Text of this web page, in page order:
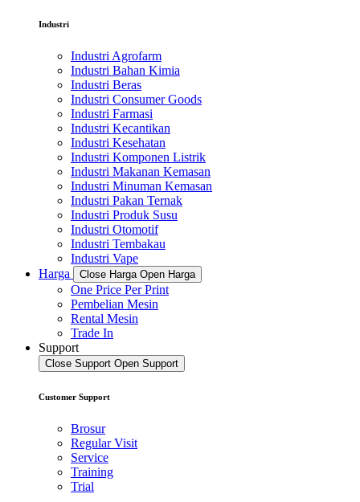
Industri
Industri Agrofarm
Industri Bahan Kimia
Industri Beras
Industri Consumer Goods
Industri Farmasi
Industri Kecantikan
Industri Kesehatan
Industri Komponen Listrik
Industri Makanan Kemasan
Industri Minuman Kemasan
Industri Pakan Ternak
Industri Produk Susu
Industri Otomotif
Industri Tembakau
Industri Vape
Harga
Close Harga Open Harga
One Price Per Print
Pembelian Mesin
Rental Mesin
Trade In
Support
Close Support Open Support
Customer Support
Brosur
Regular Visit
Service
Training
Trial